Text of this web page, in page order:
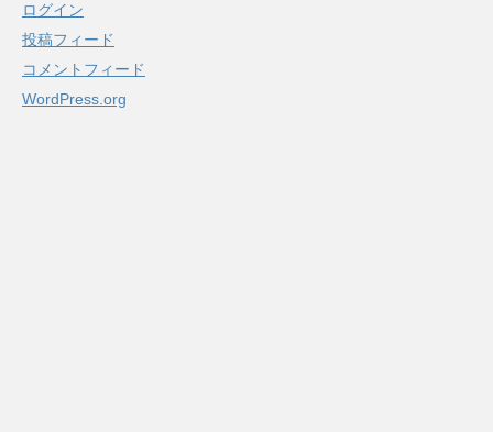
ログイン
投稿フィード
コメントフィード
WordPress.org